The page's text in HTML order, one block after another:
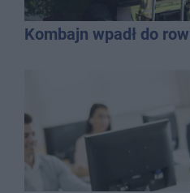
Kombajn wpadł do